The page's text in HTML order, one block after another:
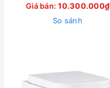
Giá bán:10.300.000₫
So sánh